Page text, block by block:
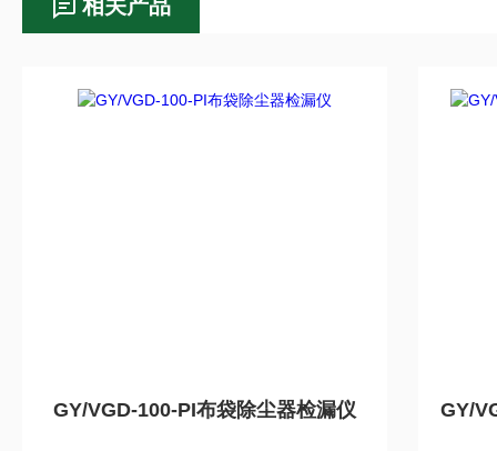
相关产品
GY/VGD-100-PI布袋除尘器检漏仪